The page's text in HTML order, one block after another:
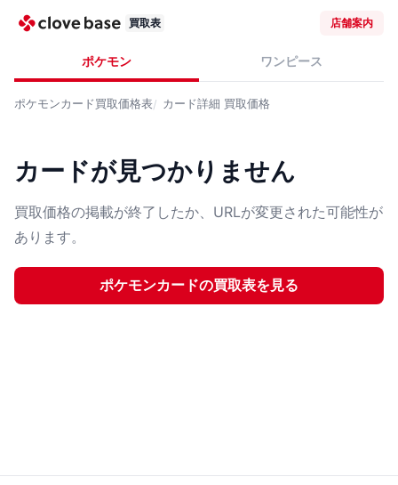
買取表 店舗案内
ポケモン ワンピース
ポケモンカード買取価格表 カード詳細 買取価格
カードが見つかりません
買取価格の掲載が終了したか、URLが変更された可能性が
あります。
ポケモンカードの買取表を見る